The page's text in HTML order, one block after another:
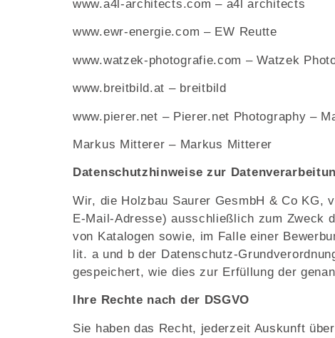
www.a4l-architects.com – a4l architects
www.ewr-energie.com – EW Reutte
www.watzek-photografie.com – Watzek
www.breitbild.at – breitbild
www.pierer.net – Pierer.net Photography –
Markus Mitterer –Markus Mitterer
Datenschutzhinweise zur
Wir, die Holzbau Saurer GesmbH & Co KG,
E-Mail-Adresse) ausschließlich zum Zweck
von Katalogen sowie, im Falle einer
lit. a und b der Datenschutz-
gespeichert, wie dies zur Erfüllung der
Ihre Rechte nach der DSGVO
Sie haben das Recht, jederzeit Auskunft